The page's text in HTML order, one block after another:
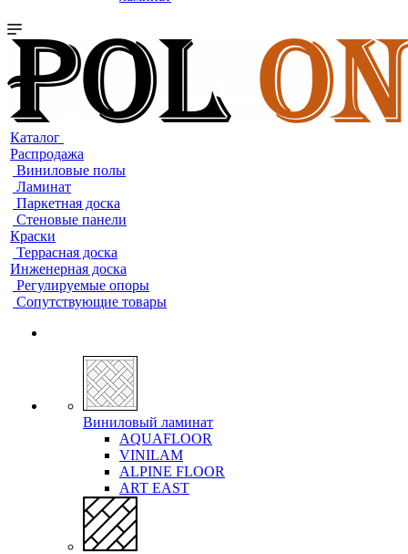
Каталог
Распродажа
Виниловые полы
Ламинат
Паркетная доска
Стеновые панели
Краски
Террасная доска
Инженерная доска
Регулируемые опоры
Сопутствующие товары
Виниловый ламинат
AQUAFLOOR
VINILAM
ALPINE FLOOR
ART EAST